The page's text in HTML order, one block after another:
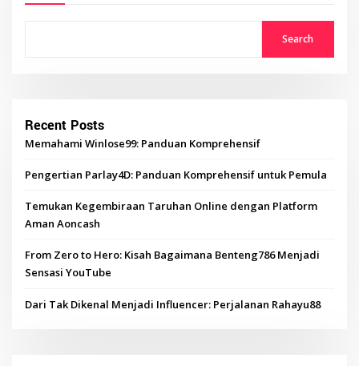
Search
Recent Posts
Memahami Winlose99: Panduan Komprehensif
Pengertian Parlay4D: Panduan Komprehensif untuk Pemula
Temukan Kegembiraan Taruhan Online dengan Platform
Aman Aoncash
From Zero to Hero: Kisah Bagaimana Benteng786 Menjadi
Sensasi YouTube
Dari Tak Dikenal Menjadi Influencer: Perjalanan Rahayu88